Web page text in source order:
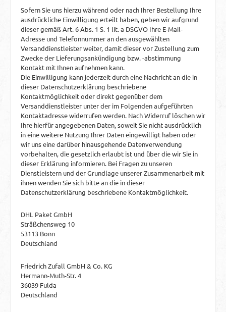
Sofern Sie uns hierzu während oder nach Ihrer Bestellung Ihre
ausdrückliche Einwilligung erteilt haben, geben wir aufgrund
dieser gemäß Art. 6 Abs. 1 S. 1 lit. a DSGVO Ihre E-Mail-
Adresse und Telefonnummer an den ausgewählten
Versanddienstleister weiter, damit dieser vor Zustellung zum
Zwecke der Lieferungsankündigung bzw. -abstimmung
Kontakt mit Ihnen aufnehmen kann.
Die Einwilligung kann jederzeit durch eine Nachricht an die in
dieser Datenschutzerklärung beschriebene
Kontaktmöglichkeit oder direkt gegenüber dem
Versanddienstleister unter der im Folgenden aufgeführten
Kontaktadresse widerrufen werden. Nach Widerruf löschen wir
Ihre hierfür angegebenen Daten, soweit Sie nicht ausdrücklich
in eine weitere Nutzung Ihrer Daten eingewilligt haben oder
wir uns eine darüber hinausgehende Datenverwendung
vorbehalten, die gesetzlich erlaubt ist und über die wir Sie in
dieser Erklärung informieren. Bei Fragen zu unseren
Dienstleistern und der Grundlage unserer Zusammenarbeit mit
ihnen wenden Sie sich bitte an die in dieser
Datenschutzerklärung beschriebene Kontaktmöglichkeit.
DHL Paket GmbH
Sträßchensweg 10
53113 Bonn
Deutschland
Friedrich Zufall GmbH & Co. KG
Hermann-Muth-Str. 4
36039 Fulda
Deutschland